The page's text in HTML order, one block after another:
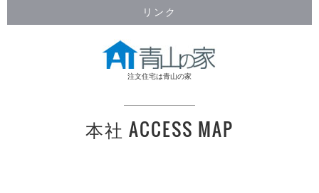
リンク
注文住宅は青山の家
本社 ACCESS MAP